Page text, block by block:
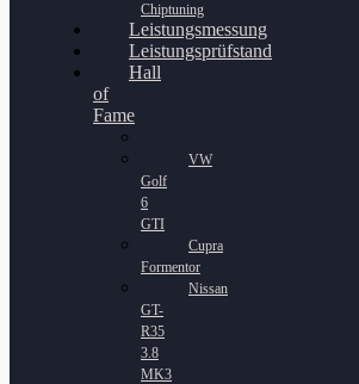
Chiptuning
Leistungsmessung
Leistungsprüfstand
Hall
of
Fame
VW
Golf
6
GTI
Cupra
Formentor
Nissan
GT-
R35
3.8
MK3